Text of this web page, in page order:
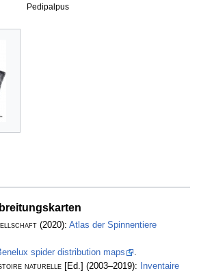
Pedipalpus
(2020): Atlas der Spinnentiere
spider distribution maps
naturelle [Ed.] (2003–2019):
Inventaire